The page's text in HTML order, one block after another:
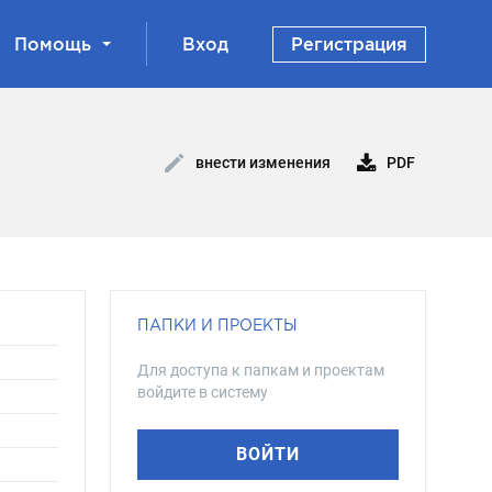
Помощь Вход Регистрация
внести изменения PDF
ПАПКИ И ПРОЕКТЫ
Для доступа к папкам и проектам
войдите в систему
ВОЙТИ